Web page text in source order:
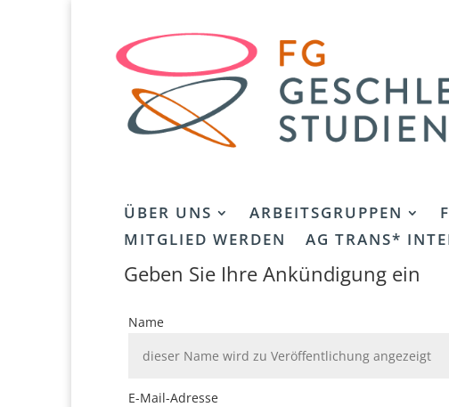
ÜBER UNS ARBEITSGRUPPEN
MITGLIED WERDEN
AG TRANS*
Geben Sie Ihre Ankündigung ein
Name
E-Mail-Adresse